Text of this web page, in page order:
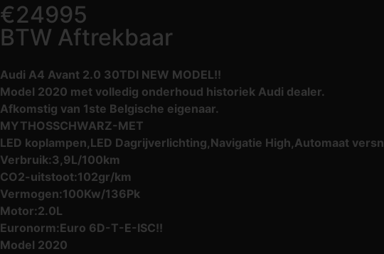
€24995
BTW Aftrekbaar
Audi A4 Avant 2.0 30TDI NEW MODEL!!
Model 2020 met volledig onderhoud historiek Audi dealer.
Afkomstig van 1ste Belgische eigenaar.
MYTHOSSCHWARZ-MET
LED koplampen,LED Dagrijverlichting,Navigatie High,Automaat
Verbruik:3,9L/100km
CO2-uitstoot:102gr/km
Vermogen:100Kw/136Pk
Motor:2.0L
Euronorm:Euro 6D-T-E-ISC!!
Model 2020